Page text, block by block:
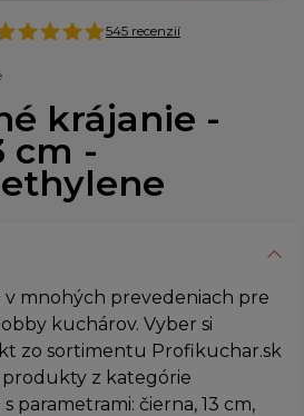
545 recenzií
krájanie -
cm -
v mnohých prevedeniach pre
kuchárov. Vyber si
zo sortimentu Profikuchar.sk
produkty z kategórie
parametrami: čierna, 13 cm,